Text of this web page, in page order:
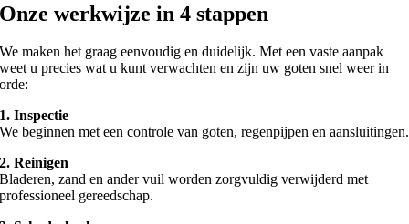
Onze werkwijze in 4 stappen
We maken het graag eenvoudig en duidelijk. Met een vaste aanpak
weet u precies wat u kunt verwachten en zijn uw goten snel weer in
orde:
1. Inspectie
We beginnen met een controle van goten, regenpijpen en aansluitingen.
2. Reinigen
Bladeren, zand en ander vuil worden zorgvuldig verwijderd met
professioneel gereedschap.